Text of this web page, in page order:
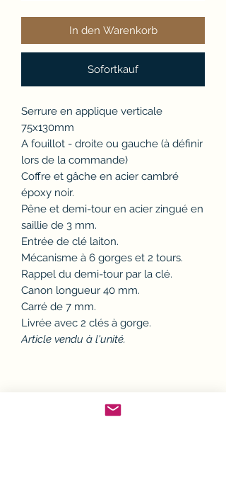
In den Warenkorb
Sofortkauf
Serrure en applique verticale
75x130mm
A fouillot - droite ou gauche (à définir
lors de la commande)
Coffre et gâche en acier cambré
époxy noir.
Pêne et demi-tour en acier zingué en
saillie de 3 mm.
Entrée de clé laiton.
Mécanisme à 6 gorges et 2 tours.
Rappel du demi-tour par la clé.
Canon longueur 40 mm.
Carré de 7 mm.
Livrée avec 2 clés à gorge.
Article vendu à l'unité.
Politique d'échange ou